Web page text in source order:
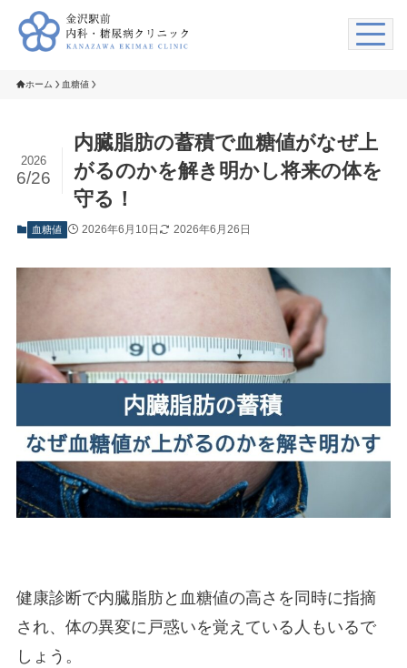
ホーム 血糖値
内臓脂肪の蓄積で血糖値がなぜ上
がるのかを解き明かし将来の体を
守る！
2026
6/26
血糖値 2026年6月10日 2026年6月26日
健康診断で内臓脂肪と血糖値の高さを同時に指摘
され、体の異変に戸惑いを覚えている人もいるで
しょう。